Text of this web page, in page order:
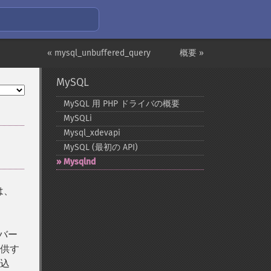
概要 »
« mysql_unbuffered_query
ー
す
MySQL
MySQL 用 PHP ドライバの概要
MySQLi
Mysql_​xdevapi
MySQL (最初の API)
Mysqlnd